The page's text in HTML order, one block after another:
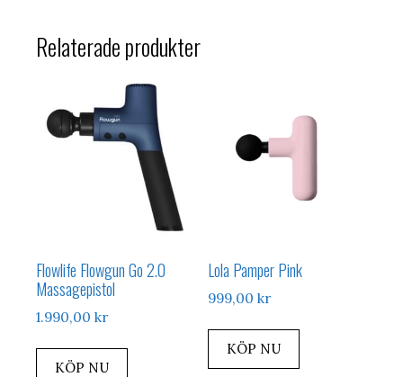
Relaterade produkter
Flowlife Flowgun Go 2.0
Massagepistol
1.990,00 kr
KÖP NU
Lola Pamper Pink
999,00kr
KÖP NU